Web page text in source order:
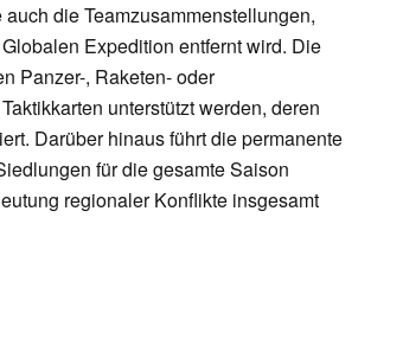
die Teamzusammenstellungen,
Expedition entfernt wird. Die
Panzer-, Raketen- oder
unterstützt werden, deren
Darüber hinaus führt die permanente
für die gesamte Saison
regionaler Konflikte insgesamt